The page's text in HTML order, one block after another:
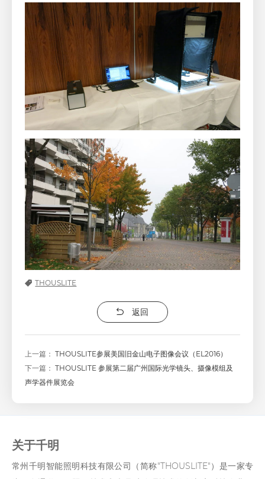
THOUSLITE
返回
上一篇：THOUSLITE参展美国旧金山电子图像会议（EL2016）
下一篇：THOUSLITE 参展第二届广州国际光学镜头、摄像模组及
声学器件展览会
关于千明
常州千明智能照明科技有限公司（简称"THOUSLITE"）是一家专